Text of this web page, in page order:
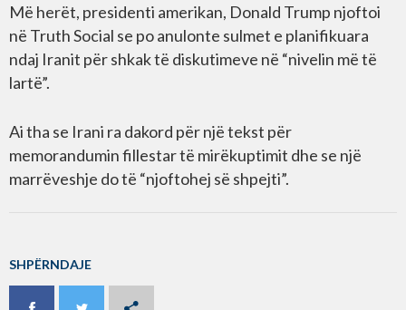
Më herët, presidenti amerikan, Donald Trump njoftoi
në Truth Social se po anulonte sulmet e planifikuara
ndaj Iranit për shkak të diskutimeve në “nivelin më të
lartë”.
Ai tha se Irani ra dakord për një tekst për
memorandumin fillestar të mirëkuptimit dhe se një
marrëveshje do të “njoftohej së shpejti”.
SHPËRNDAJE